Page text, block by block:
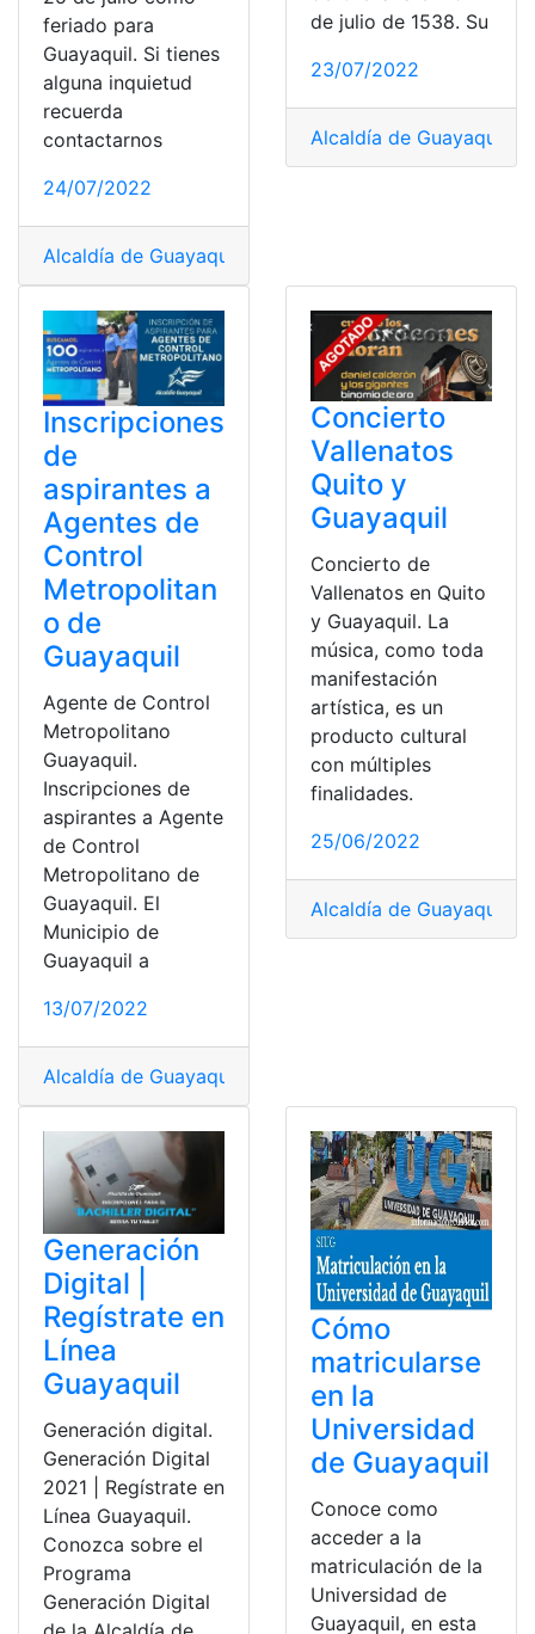
feriado para
Guayaquil. Si tienes
alguna inquietud
recuerda
contactarnos
24/07/2022
Alcaldía de Guayaquil
de julio de 1538. Su
23/07/2022
Alcaldía de Guayaquil
Inscripciones
de
aspirantes a
Agentes de
Control
Metropolitan
o de
Guayaquil
Agente de Control
Metropolitano
Guayaquil.
Inscripciones de
aspirantes a Agente
de Control
Metropolitano de
Guayaquil. El
Municipio de
Guayaquil a
13/07/2022
Alcaldía de Guayaquil
Concierto
Vallenatos
Quito y
Guayaquil
Concierto de
Vallenatos en Quito
y Guayaquil. La
música, como toda
manifestación
artística, es un
producto cultural
con múltiples
finalidades.
25/06/2022
Alcaldía de Guayaquil
Generación
Digital |
Regístrate en
Línea
Guayaquil
Generación digital.
Generación Digital
2021 | Regístrate en
Línea Guayaquil.
Conozca sobre el
Programa
Generación Digital
Cómo
matricularse
en la
Universidad
de Guayaquil
Conoce como
acceder a la
matriculación de la
Universidad de
Guayaquil, en esta